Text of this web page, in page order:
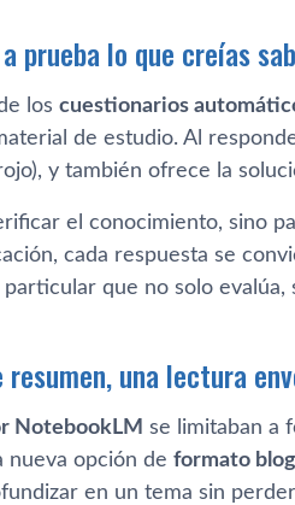
prueba lo que creías
los cuestionarios
de estudio. Al
y también ofrece la
el conocimiento, sino
cada respuesta se
que no solo evalúa,
una lectura
NotebookLM se limitaban a
nueva opción de formato blog
en un tema sin